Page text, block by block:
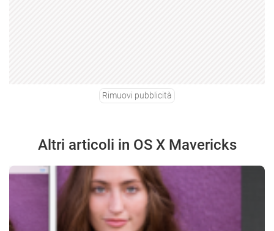
Rimuovi pubblicità
Altri articoli in OS X Mavericks